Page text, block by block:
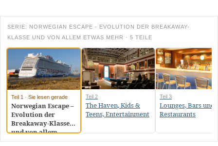
SERIE: NORWEGIAN ESCAPE - EVOLUTION DER BREAKAWAY-
KLASSE UND VON ALLEM ETWAS MEHR · 5 TEILE
Teil 1 · Sie lesen gerade
Norwegian Escape –
Evolution der
Breakaway-Klasse
und von allem
etwas mehr
Teil 2
The Haven, Kids &
Teens, Entertainment
Teil 3
Lounges, Bars und
Restaurants